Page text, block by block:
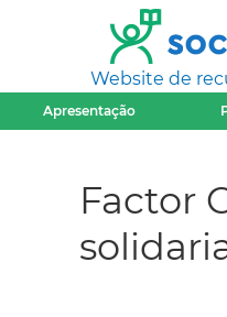
Website de
Apresentação
Factor